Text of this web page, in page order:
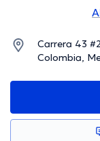
Carrera 43
Colombia,